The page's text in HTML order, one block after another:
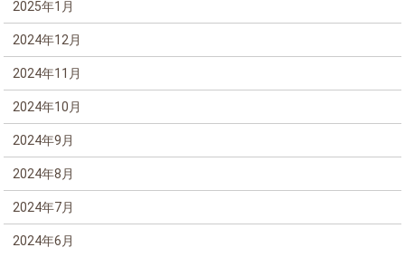
2025年1月
2024年12月
2024年11月
2024年10月
2024年9月
2024年8月
2024年7月
2024年6月